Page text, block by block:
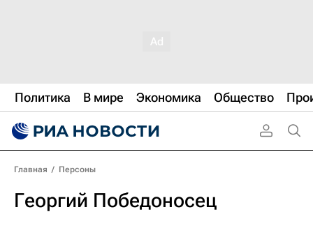
Политика В мире Экономика Общество
Главная / Персоны
Георгий Победоносец